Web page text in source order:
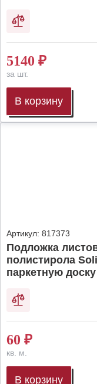
5140 ₽
за шт.
В корзину
Артикул: 817373
Подложка
полистирола
паркетную
60 ₽
кв. м.
В корзину